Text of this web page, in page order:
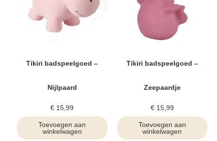
Tikiri badspeelgoed –
Nijlpaard
€ 15,99
Toevoegen aan
winkelwagen
Tikiri badspeelgoed –
Zeepaardje
€15,99
Toevoegen aan
winkelwagen